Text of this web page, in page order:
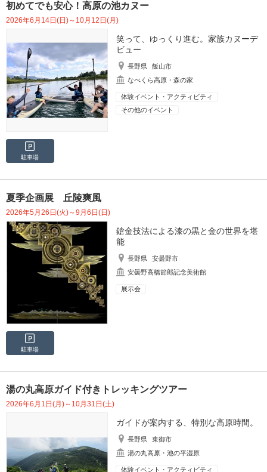
初めてでも安心！高原の池カヌー
2026年6月14日(日)～10月12日(月)
笑って、ゆっくり進む。家族カヌーデ
ビュー
長野県
飯山市
なべくら高原・森の家
体験イベント・アクティビティ
その他のイベント
駐車場
夏季企画展 丘陵爽風
2026年5月26日(火)～9月6日(日)
鎗金技法による漆の黒と金の世界を堪
能
長野県
安曇野市
安曇野高橋節郎記念美術館
展示会
駐車場
湯の丸高原ガイド付きトレッキングツアー
2026年6月1日(月)～10月31日(土)
ガイドが案内する、特別な高原時間。
長野県
東御市
湯の丸高原・池の平湿原
体験イベント・アクティビティ